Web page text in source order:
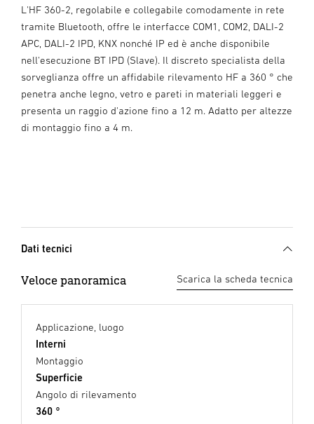
L'HF 360-2, regolabile e collegabile comodamente in rete
tramite Bluetooth, offre le interfacce COM1, COM2, DALI-2
APC, DALI-2 IPD, KNX nonché IP ed è anche disponibile
nell'esecuzione BT IPD (Slave). Il discreto specialista della
sorveglianza offre un affidabile rilevamento HF a 360 ° che
penetra anche legno, vetro e pareti in materiali leggeri e
presenta un raggio d'azione fino a 12 m. Adatto per altezze
di montaggio fino a 4 m.
Dati tecnici
Veloce panoramica Scarica la scheda tecnica
Applicazione, luogo
Interni
Montaggio
Superficie
Angolo di rilevamento
360 °